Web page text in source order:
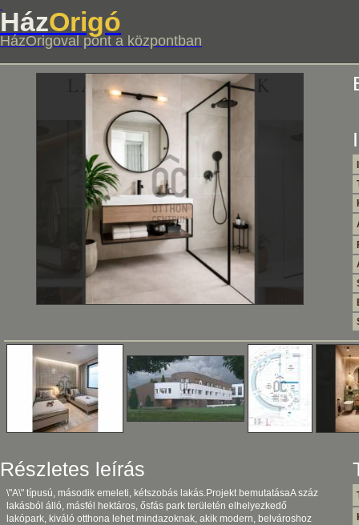
HázOrigó
HázOrigoval pont a központban
Részletes leírás
\"A\" típusú, második emeleti, kétszobás lakás.Projekt bemutatásaA száz
lakásból álló, másfél hektáros, ősfás park területén elhelyezkedő
lakópark, kiváló otthona lehet mindazoknak, akik modern, belvároshoz